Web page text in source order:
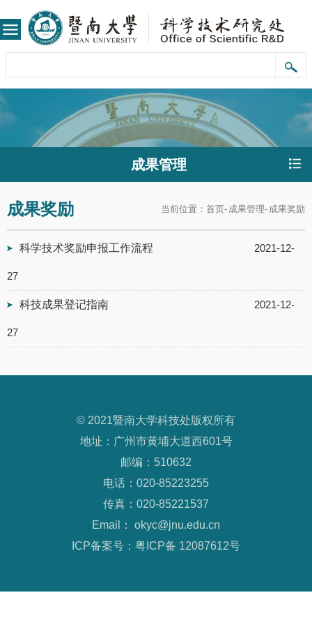
成果管理
当前位置： 首页- 成果管理- 成果奖励
成果奖励
科学技术奖励申报工作流程 2021-12-
27
科技成果登记指南 2021-12-
27
© 2021暨南大学科技处版权所有
地址：广州市黄埔大道西601号
邮编：510632
电话：020-85223255
传真：020-85221537
Email： okyc@jnu.edu.cn
ICP备案号：粤ICP备 12087612号